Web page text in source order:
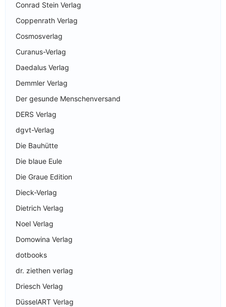
Conrad Stein Verlag
Coppenrath Verlag
Cosmosverlag
Curanus-Verlag
Daedalus Verlag
Demmler Verlag
Der gesunde Menschenversand
DERS Verlag
dgvt-Verlag
Die Bauhütte
Die blaue Eule
Die Graue Edition
Dieck-Verlag
Dietrich Verlag
Noel Verlag
Domowina Verlag
dotbooks
dr. ziethen verlag
Driesch Verlag
DüsselART Verlag